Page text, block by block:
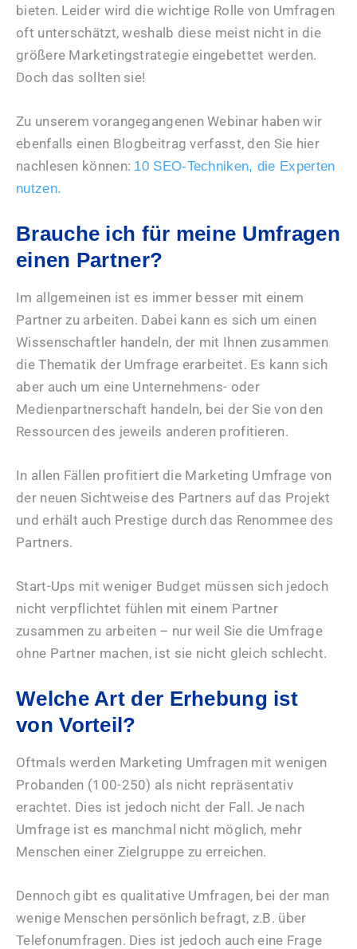
bieten. Leider wird die wichtige Rolle von Umfragen
oft unterschätzt, weshalb diese meist nicht in die
größere Marketingstrategie eingebettet werden.
Doch das sollten sie!
Zu unserem vorangegangenen Webinar haben wir
ebenfalls einen Blogbeitrag verfasst, den Sie hier
nachlesen können: 10 SEO-Techniken, die Experten
nutzen.
Brauche ich für meine Umfragen
einen Partner?
Im allgemeinen ist es immer besser mit einem
Partner zu arbeiten. Dabei kann es sich um einen
Wissenschaftler handeln, der mit Ihnen zusammen
die Thematik der Umfrage erarbeitet. Es kann sich
aber auch um eine Unternehmens- oder
Medienpartnerschaft handeln, bei der Sie von den
Ressourcen des jeweils anderen profitieren.
In allen Fällen profitiert die Marketing Umfrage von
der neuen Sichtweise des Partners auf das Projekt
und erhält auch Prestige durch das Renommee des
Partners.
Start-Ups mit weniger Budget müssen sich jedoch
nicht verpflichtet fühlen mit einem Partner
zusammen zu arbeiten – nur weil Sie die Umfrage
ohne Partner machen, ist sie nicht gleich schlecht.
Welche Art der Erhebung ist
von Vorteil?
Oftmals werden Marketing Umfragen mit wenigen
Probanden (100-250) als nicht repräsentativ
erachtet. Dies ist jedoch nicht der Fall. Je nach
Umfrage ist es manchmal nicht möglich, mehr
Menschen einer Zielgruppe zu erreichen.
Dennoch gibt es qualitative Umfragen, bei der man
wenige Menschen persönlich befragt, z.B. über
Telefonumfragen. Dies ist jedoch auch eine Frage